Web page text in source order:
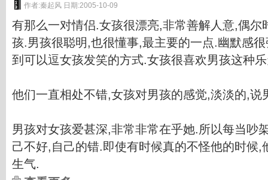
作者:秦起风 日期:2005-10-09
有那么一对情侣.女孩很漂亮,非常善解人意,偶尔
孩.男孩很聪明,也很懂事,最主要的一点.幽默感
到可以逗女孩发笑的方式.女孩很喜欢男孩这种
他们一直相处不错,女孩对男孩的感觉,淡淡的,
男孩对女孩爱甚深,非常非常在乎她.所以每当吵
己不好,自己的错.即使有时候真的不怪他的时候,
生气.